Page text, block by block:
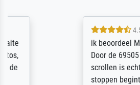
4.5 / 5
ik beoordeel Meisterdrucke
Door de 69505 beschikbare
scrollen is echter
stoppen begint het weer